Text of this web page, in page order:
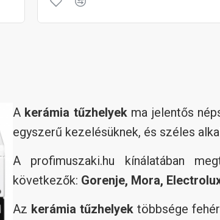
A kerámia tűzhelyekma jelentős
egyszerű kezelésüknek, és széles
A profimuszaki.hu kínálatában
következők: Gorenje, Mora,
Az kerámia tűzhelyek többsége